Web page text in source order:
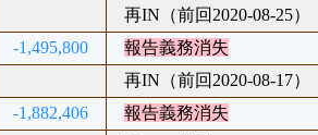
再IN（前回2020-08-25）
-1,495,800
報告義務消失
再IN（前回2020-08-17）
-1,882,406
報告義務消失